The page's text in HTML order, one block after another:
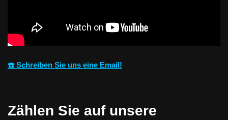
☎️ Schreiben Sie uns eine Email!
Zählen Sie auf unsere